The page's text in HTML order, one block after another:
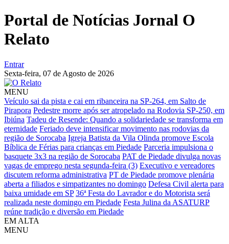
Portal de Notícias Jornal O
Relato
Entrar
Sexta-feira, 07 de Agosto de 2026
MENU
Veículo sai da pista e cai em ribanceira na SP-264, em Salto de
Pirapora Pedestre morre após ser atropelado na Rodovia SP-250, em
Ibiúna Tadeu de Resende: Quando a solidariedade se transforma em
eternidade Feriado deve intensificar movimento nas rodovias da
região de Sorocaba Igreja Batista da Vila Olinda promove Escola
Bíblica de Férias para crianças em Piedade Parceria impulsiona o
basquete 3x3 na região de Sorocaba PAT de Piedade divulga novas
vagas de emprego nesta segunda-feira (3) Executivo e vereadores
discutem reforma administrativa PT de Piedade promove plenária
aberta a filiados e simpatizantes no domingo Defesa Civil alerta para
baixa umidade em SP 36ª Festa do Lavrador e do Motorista será
realizada neste domingo em Piedade Festa Julina da ASATURP
reúne tradição e diversão em Piedade
EM ALTA
MENU